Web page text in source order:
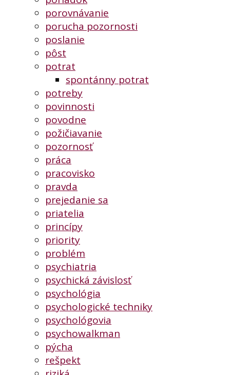
porovnávanie
porucha pozornosti
poslanie
pôst
potrat
spontánny potrat
potreby
povinnosti
povodne
požičiavanie
pozornosť
práca
pracovisko
pravda
prejedanie sa
priatelia
princípy
priority
problém
psychiatria
psychická závislosť
psychológia
psychologické techniky
psychológovia
psychowalkman
pýcha
rešpekt